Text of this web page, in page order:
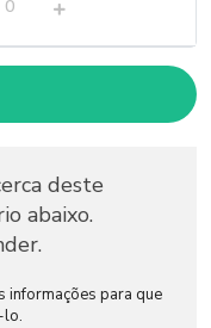
deste
abaixo.
informações para que
lo.